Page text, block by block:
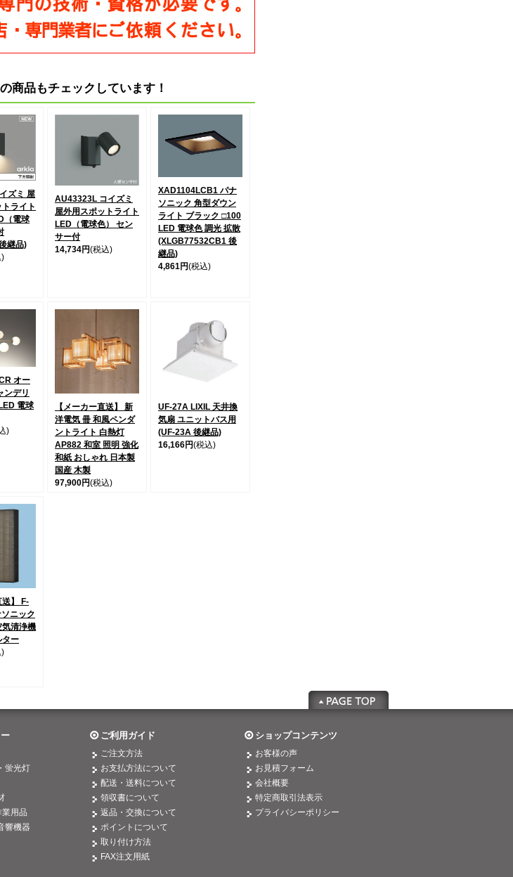
商品もチェックしています！
ズミ 屋
ライト
（電球
継品)
)
AU43323L コイズミ
屋外用スポットライト
LED（電球色） セン
サー付
14,734円(税込)
XAD1104LCB1 パナ
ソニック 角型ダウン
ライト ブラック □100
LED 電球色 調光 拡散
(XLGB77532CB1 後
継品)
4,861円(税込)
オー
ンデリ
電球
)
【メーカー直送】 新
洋電気 冊 和風ペンダ
ントライト 白熱灯
AP882 和室 照明 強化
和紙 おしゃれ 日本製
国産 木製
97,900円(税込)
UF-27A LIXIL 天井換
気扇 ユニットバス用
(UF-23A 後継品)
16,166円(税込)
送】 F-
ニック
気清浄機
ター
)
蛍光灯
業用品
響機器
ご利用ガイド
ご注文方法
お支払方法について
配送・送料について
領収書について
返品・交換について
ポイントについて
取り付け方法
FAX注文用紙
ショップコンテンツ
お客様の声
お見積フォーム
会社概要
特定商取引法表示
プライバシーポリシー